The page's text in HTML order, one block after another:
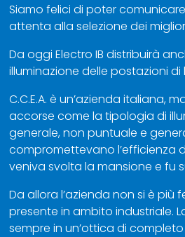
Siamo felici di poter
attenta alla selezione dei
Da oggi Electro IB distribuirà
illuminazione delle postazioni
C.C.E.A. è un’azienda italiana,
accorse come la tipologia di
generale, non puntuale e
compromettevano l’efficienza
veniva svolta la mansione e fu
Da allora l’azienda non si è
presente in ambito industriale.
sempre in un’ottica di